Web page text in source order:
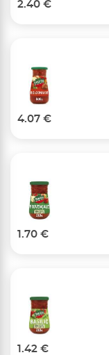
2.40 €
4.07 €
1.70 €
1.42 €